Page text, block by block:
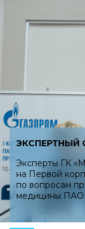
ЭКСПЕРТНЫЙ
Эксперты ГК
на Первой
по вопросам
медицины ПАО